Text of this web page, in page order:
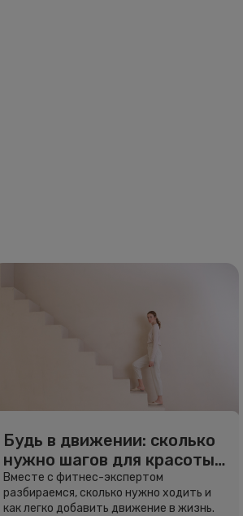
Будь в движении: сколько
нужно шагов для красоты
и здоровья
Вместе с фитнес-экспертом
разбираемся, сколько нужно ходить и
как легко добавить движение в жизнь.